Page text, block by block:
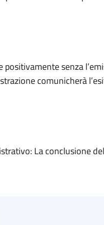
senza
comunicherà
La conclusione